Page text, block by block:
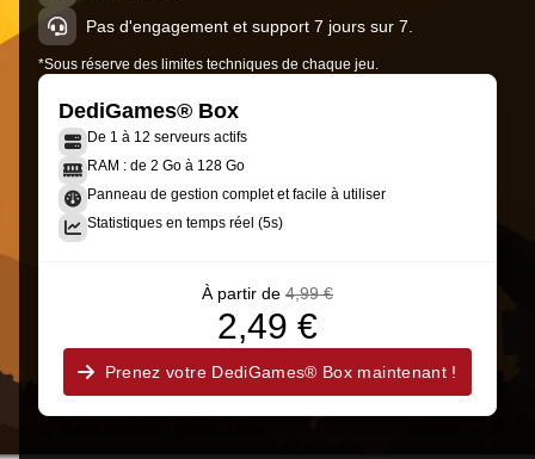
Pas d'engagement et support 7 jours sur 7.
*Sous réserve des limites techniques de chaque jeu.
DediGames® Box
De 1 à 12 serveurs actifs
RAM : de 2 Go à 128 Go
Panneau de gestion complet et facile à utiliser
Statistiques en temps réel (5s)
À partir de 4,99 €
2,49 €
Prenez votre DediGames® Box maintenant !